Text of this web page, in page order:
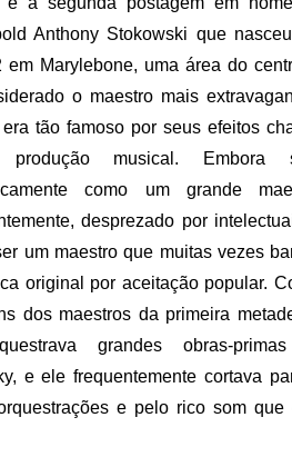
Anthony Stokowski que
em Marylebone, uma área do
o maestro mais
tão famoso por seus efeitos
produção musical. Embora
como um grande
desprezado por
um maestro que muitas vezes
original por aceitação popular.
dos maestros da primeira
grandes obras-
e ele frequentemente cortava
e pelo rico som